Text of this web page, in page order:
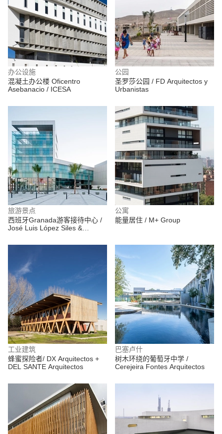
办公设施
混凝土办公楼 Oficentro
Asebanacio / ICESA
公园
圣罗莎公园 / FD Arquitectos y
Urbanistas
旅游景点
西班牙Granada游客接待中心 /
José Luis López Siles &
公寓
能量居住 / M+ Group
工业建筑
蜂蜜探险者/ DX Arquitectos +
DEL SANTE Arquitectos
巴塞卢什
树木环绕的葡萄牙中学 /
Cerejeira Fontes Arquitectos